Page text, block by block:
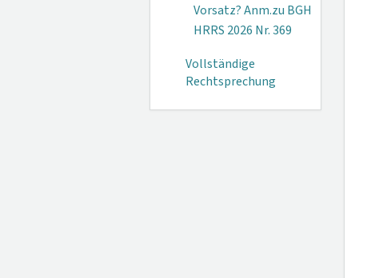
Vorsatz? Anm.zu BGH
HRRS 2026 Nr. 369
Vollständige
Rechtsprechung